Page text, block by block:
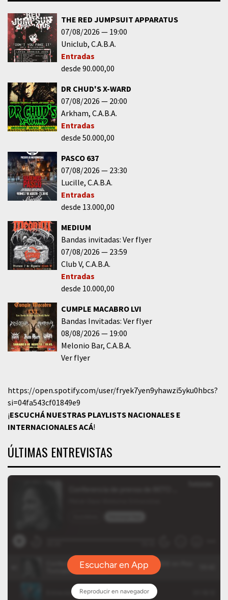
THE RED JUMPSUIT APPARATUS
07/08/2026
19:00
Uniclub C.A.B.A.
Entradas
desde 90.000,00
DR CHUD'S X-WARD
07/08/2026
20:00
Arkham C.A.B.A.
Entradas
desde 50.000,00
PASCO 637
07/08/2026
23:30
Lucille C.A.B.A.
Entradas
desde 13.000,00
MEDIUM
Bandas invitadas: Ver flyer
07/08/2026
23:59
Club V C.A.B.A.
Entradas
desde 10.000,00
CUMPLE MACABRO LVI
Bandas Invitadas: Ver flyer
08/08/2026
19:00
Melonio Bar C.A.B.A.
Ver flyer
https://open.spotify.com/user/fryek7yen9yhawzi5yku0hbcs?
si=04fa543cf01849e9
¡ESCUCHÁ NUESTRAS PLAYLISTS NACIONALES E
INTERNACIONALESACÁ!
ÚLTIMAS ENTREVISTAS